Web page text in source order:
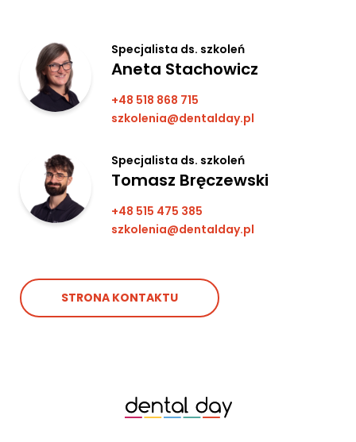
Specjalista ds. szkoleń
Aneta Stachowicz
+48 518 868 715
szkolenia@dentalday.pl
Specjalista ds. szkoleń
Tomasz Bręczewski
+48 515 475 385
szkolenia@dentalday.pl
STRONA KONTAKTU